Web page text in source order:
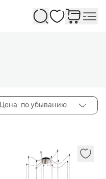
Избранное
Цена: по убыванию